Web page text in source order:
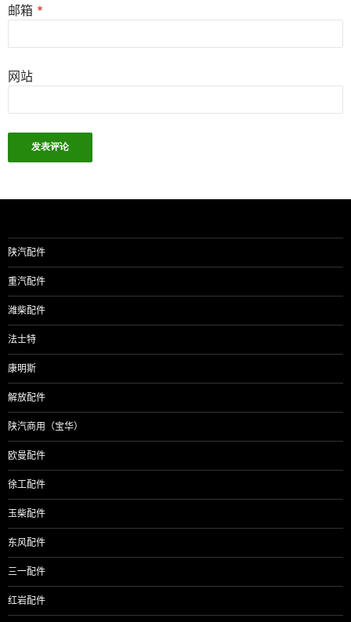
邮箱 *
网站
陕汽配件
重汽配件
潍柴配件
法士特
康明斯
解放配件
陕汽商用（宝华）
欧曼配件
徐工配件
玉柴配件
东风配件
三一配件
红岩配件